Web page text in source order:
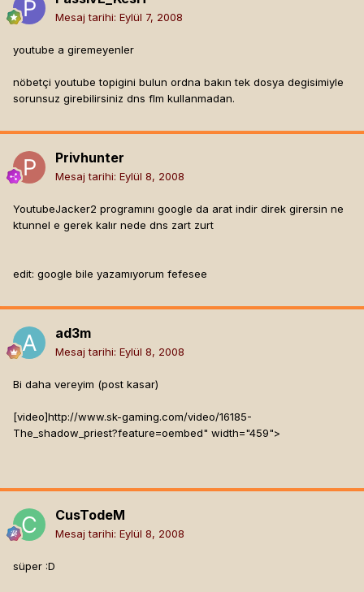
Mesaj tarihi: Eylül 7, 2008
youtube a giremeyenler
nöbetçi youtube topigini bulun ordna bakın tek dosya degisimiyle
sorunsuz girebilirsiniz dns flm kullanmadan.
Privhunter
Mesaj tarihi: Eylül 8, 2008
YoutubeJacker2 programını google da arat indir direk girersin ne
ktunnel e gerek kalır nede dns zart zurt
edit: google bile yazamıyorum fefesee
ad3m
Mesaj tarihi: Eylül 8, 2008
Bi daha vereyim (post kasar)
[video]http://www.sk-gaming.com/video/16185-
The_shadow_priest?feature=oembed" width="459">
CusTodeM
Mesaj tarihi: Eylül 8, 2008
süper :D